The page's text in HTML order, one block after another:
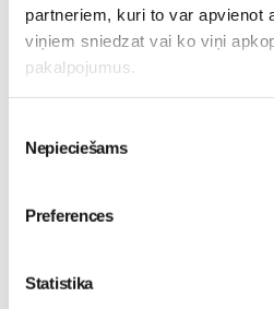
partneriem, kuri to var apvienot
viņiem sniedzat vai ko viņi
pakalpojumus.
izvēle
Nepieciešams
Preferences
Statistika
Attīstošās rotaļas ar
gada MARTĀ un APRĪLĪ
Mazais valītis ar lielu sirdi